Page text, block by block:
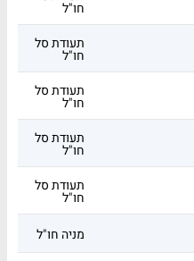
חו"ל
תעודת סל
חו"ל
תעודת סל
חו"ל
תעודת סל
חו"ל
תעודת סל
חו"ל
מניה חו"ל